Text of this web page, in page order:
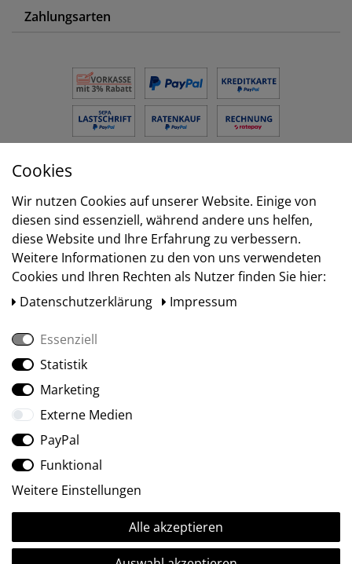
Zahlungsarten
Versand
Social Media
Ⓒ2009-2026 ARTland GmbH • Alle Rechte vorbehalten.
Cookies
Wir nutzen Cookies auf unserer Website. Einige von
diesen sind essenziell, während andere uns helfen,
diese Website und Ihre Erfahrung zu verbessern.
Weitere Informationen zu den von uns verwendeten
Cookies und Ihren Rechten als Nutzer finden Sie hier:
Daten­schutz­erklärung
Impressum
Essenziell
Statistik
Marketing
Externe Medien
PayPal
Funktional
Weitere Einstellungen
Alle akzeptieren